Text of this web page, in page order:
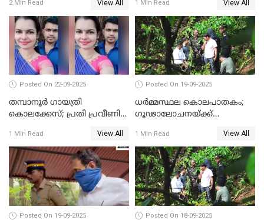
2 Min Read View All
രേഖപ്പെടുത്തി
1 Min Read View All
Posted On 22-09-2025
തമ്പാനൂര്‍ ഗായത്രി
കൊലക്കേസ്; പ്രതി പ്രവീണിന്
ലക്ഷം രൂപ പിഴയും
1 Min Read View All
Posted On 19-09-2025
ധർമ്മസ്ഥല കൊലപാതകം;
ഗൂഢാലോചനയ്ക്ക്
1 Min Read View All
Posted On 19-09-2025 Posted On 18-09-2025